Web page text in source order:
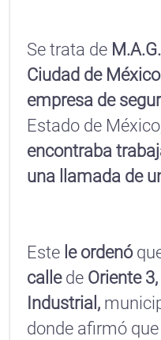
Se trata de
Ciudad de México
empresa de
Estado de
encontraba
una llamada de
Este le ordenó
callede Oriente
Industrial,
donde afirmó